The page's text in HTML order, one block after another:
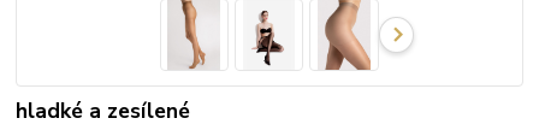
hladké a zesílené